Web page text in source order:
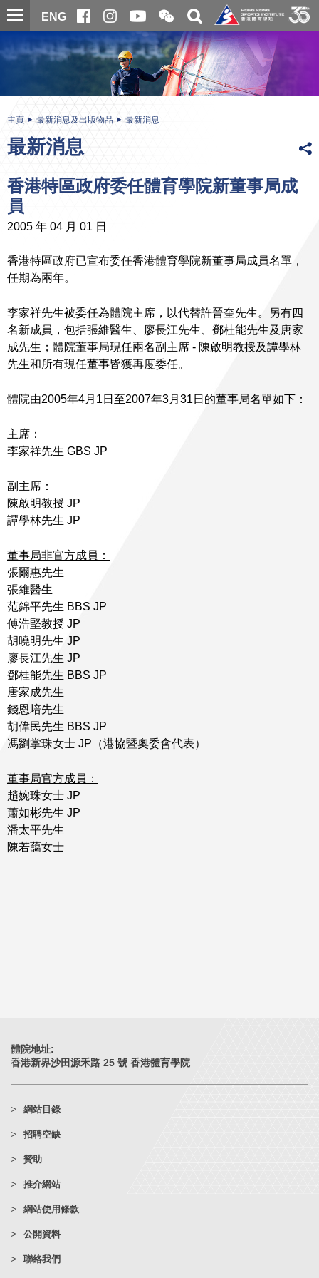
跳
至
內
ENG
開
合
微
信
二
維
碼
關
搜
尋
内
主頁 最新消息及出版物品 最新消息
最新消息
香港特區政府委任體育學院新董事局成
員
2005 年 04 月 01 日
香港特區政府已宣布委任香港體育學院新董事局成員名單，
任期為兩年。
李家祥先生被委任為體院主席，以代替許晉奎先生。另有四
名新成員，包括張維醫生、廖長江先生、鄧桂能先生及唐家
成先生；體院董事局現任兩名副主席 - 陳啟明教授及譚學林
先生和所有現任董事皆獲再度委任。
體院由2005年4月1日至2007年3月31日的董事局名單如下：
主席：
李家祥先生 GBS JP
副主席：
陳啟明教授 JP
譚學林先生 JP
董事局非官方成員：
張爾惠先生
張維醫生
范錦平先生 BBS JP
傅浩堅教授 JP
胡曉明先生 JP
廖長江先生 JP
鄧桂能先生 BBS JP
唐家成先生
錢恩培先生
胡偉民先生 BBS JP
馮劉掌珠女士 JP（港協暨奧委會代表）
董事局官方成員：
趙婉珠女士 JP
蕭如彬先生 JP
潘太平先生
陳若藹女士
體院地址:
香港新界沙田源禾路 25 號 香港體育學院
網站目錄
招聘空缺
贊助
推介網站
網站使用條款
公開資料
聯絡我們